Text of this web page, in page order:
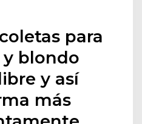
para
blondo
y así
más